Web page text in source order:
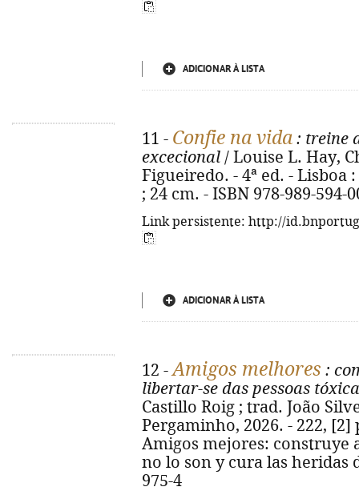
ADICIONAR À LISTA
11 - Confie na vida : treine
excecional / Louise L. Hay,
Figueiredo. - 4ª ed. - Lisboa
; 24 cm. - ISBN 978-989-594-
Link persistente: http://
ADICIONAR À LISTA
12 -Amigos melhores :
libertar-se das pessoas
Castillo Roig ; trad. João
Pergaminho, 2026. - 222,
Amigos mejores: construye
no lo son y cura las heridas
975-4